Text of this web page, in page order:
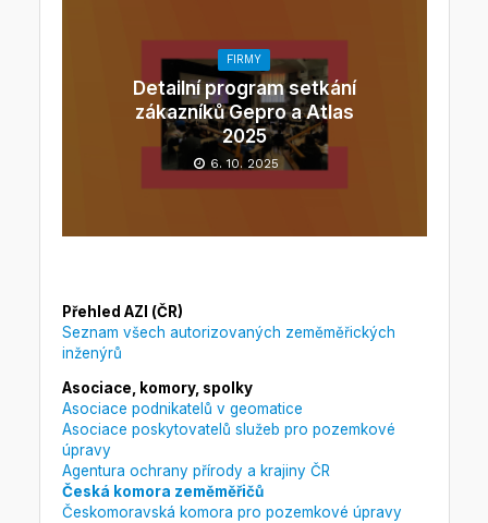
FIRMY
Detailní program setkání
zákazníků Gepro a Atlas
2025
6. 10. 2025
Přehled AZI (ČR)
Seznam všech autorizovaných zeměměřických
inženýrů
Asociace, komory, spolky
Asociace podnikatelů v geomatice
Asociace poskytovatelů služeb pro pozemkové
úpravy
Agentura ochrany přírody a krajiny ČR
Česká komora zeměměřičů
Českomoravská komora pro pozemkové úpravy